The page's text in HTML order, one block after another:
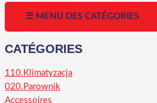
☰ MENU DES CATÉGORIES
CATÉGORIES
110.Klimatyzacja
020.Parownik
Accessoires